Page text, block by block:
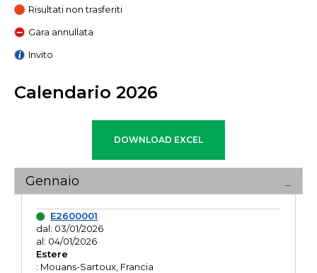
Risultati non trasferiti
Gara annullata
Invito
Calendario 2026
Gennaio
E2600001
dal: 03/01/2026
al: 04/01/2026
Estere
: Mouans-Sartoux, Francia